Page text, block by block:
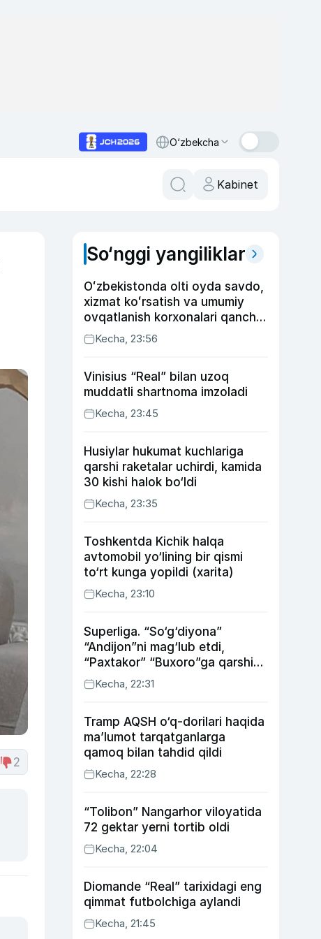
O‘zbekcha
Kabinet
2
So‘nggi yangiliklar
Oʻzbekistonda olti oyda savdo,
xizmat koʻrsatish va umumiy
ovqatlanish korxonalari qancha
soliq toʻlagani ochiqlandi
Kecha, 23:56
Vinisius “Real” bilan uzoq
muddatli shartnoma imzoladi
Kecha, 23:45
Husiylar hukumat kuchlariga
qarshi raketalar uchirdi, kamida
30 kishi halok bo‘ldi
Kecha, 23:35
Toshkentda Kichik halqa
avtomobil yo‘lining bir qismi
to‘rt kunga yopildi (xarita)
Kecha, 23:10
Superliga. “So‘g‘diyona”
“Andijon”ni mag‘lub etdi,
“Paxtakor” “Buxoro”ga qarshi
bahsda g‘alabani qo‘ldan
chiqardi
Kecha, 22:31
Tramp AQSH o‘q-dorilari haqida
ma’lumot tarqatganlarga
qamoq bilan tahdid qildi
Kecha, 22:28
“Tolibon” Nangarhor viloyatida
72 gektar yerni tortib oldi
Kecha, 22:04
Diomande “Real” tarixidagi eng
qimmat futbolchiga aylandi
Kecha, 21:45